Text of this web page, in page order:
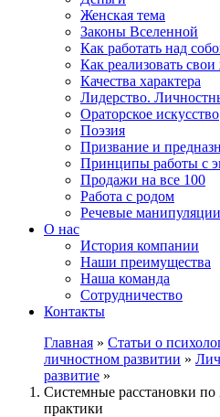
Женская тема
Законы Вселенной
Как работать над
Как реализовать
Качества характера
Лидерство.
Ораторское искусство
Поэзия
Призвание и
Принципы работы с
Продажи на все 100
Работа с родом
Речевые манипуляции
О нас
История компании
Наши преимущества
Наша команда
Сотрудничество
Контакты
Главная » Статьи о
личностном развитии »
развитие »
Системные расстановки по
практики